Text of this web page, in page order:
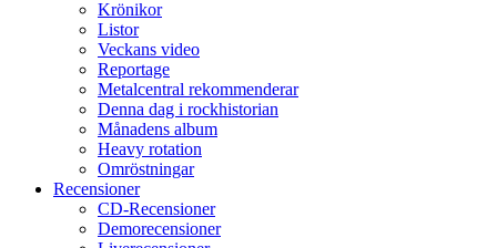
Krönikor
Listor
Veckans video
Reportage
Metalcentral rekommenderar
Denna dag i rockhistorian
Månadens album
Heavy rotation
Omröstningar
Recensioner
CD-Recensioner
Demorecensioner